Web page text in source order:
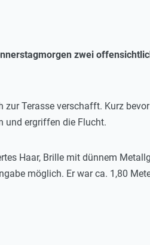
zwei
zur Terasse verschafft. Kurz
und ergriffen die Flucht.
Haar, Brille mit dünnem
möglich. Er war ca. 1,80